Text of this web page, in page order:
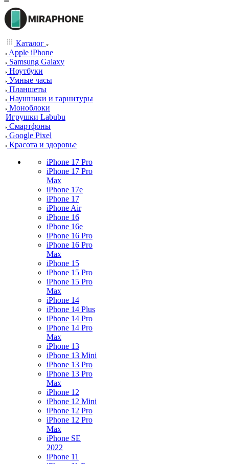
Каталог
Apple iPhone
Samsung Galaxy
Ноутбуки
Умные часы
Планшеты
Наушники и гарнитуры
Моноблоки
Игрушки Labubu
Смартфоны
Google Pixel
Красота и здоровье
iPhone 17 Pro
iPhone 17 Pro
Max
iPhone 17e
iPhone 17
iPhone Air
iPhone 16
iPhone 16e
iPhone 16 Pro
iPhone 16 Pro
Max
iPhone 15
iPhone 15 Pro
iPhone 15 Pro
Max
iPhone 14
iPhone 14 Plus
iPhone 14 Pro
iPhone 14 Pro
Max
iPhone 13
iPhone 13 Mini
iPhone 13 Pro
iPhone 13 Pro
Max
iPhone 12
iPhone 12 Mini
iPhone 12 Pro
iPhone 12 Pro
Max
iPhone SE
2022
iPhone 11